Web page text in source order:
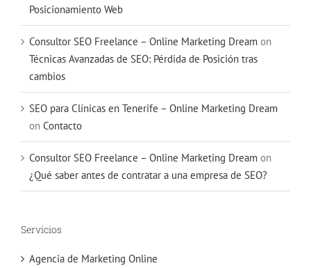
Posicionamiento Web
Consultor SEO Freelance – Online Marketing Dream on
Técnicas Avanzadas de SEO: Pérdida de Posición tras
cambios
SEO para Clínicas en Tenerife – Online Marketing Dream
on Contacto
Consultor SEO Freelance – Online Marketing Dream on
¿Qué saber antes de contratar a una empresa de SEO?
Servicios
Agencia de Marketing Online